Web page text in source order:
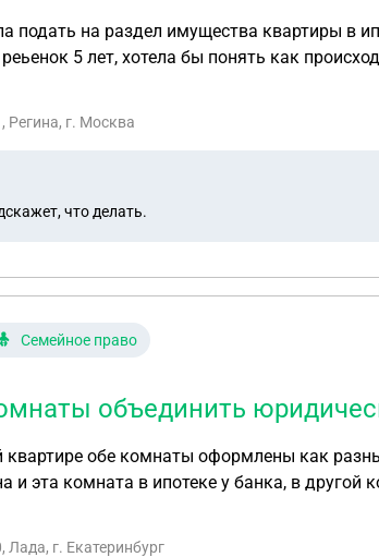
подать на раздел имущества квартиры в
5 лет, хотела бы понять как
Регина, г. Москва
что делать.
Семейное право
объединить
и эта комната в ипотеке у банка, в
для этого сделать
г. Екатеринбург